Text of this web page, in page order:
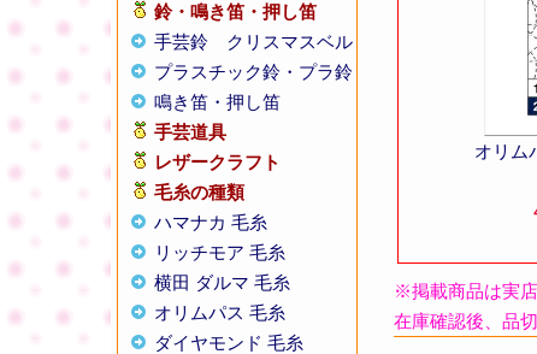
鈴・鳴き笛・押し笛
手芸鈴
クリスマスベル
プラスチック鈴・プラ鈴
鳴き笛・押し笛
手芸道具
レザークラフト
毛糸の種類
ハマナカ 毛糸
リッチモア 毛糸
横田 ダルマ 毛糸
オリムパス 毛糸
ダイヤモンド 毛糸
オリム
※掲載商品は実
在庫確認後、品